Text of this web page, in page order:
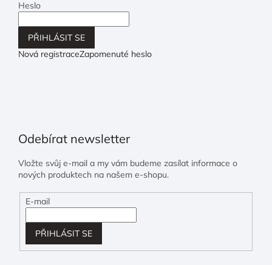
Heslo
PŘIHLÁSIT SE
Nová registraceZapomenuté heslo
Odebírat newsletter
Vložte svůj e-mail a my vám budeme zasílat informace o
nových produktech na našem e-shopu.
E-mail
PŘIHLÁSIT SE